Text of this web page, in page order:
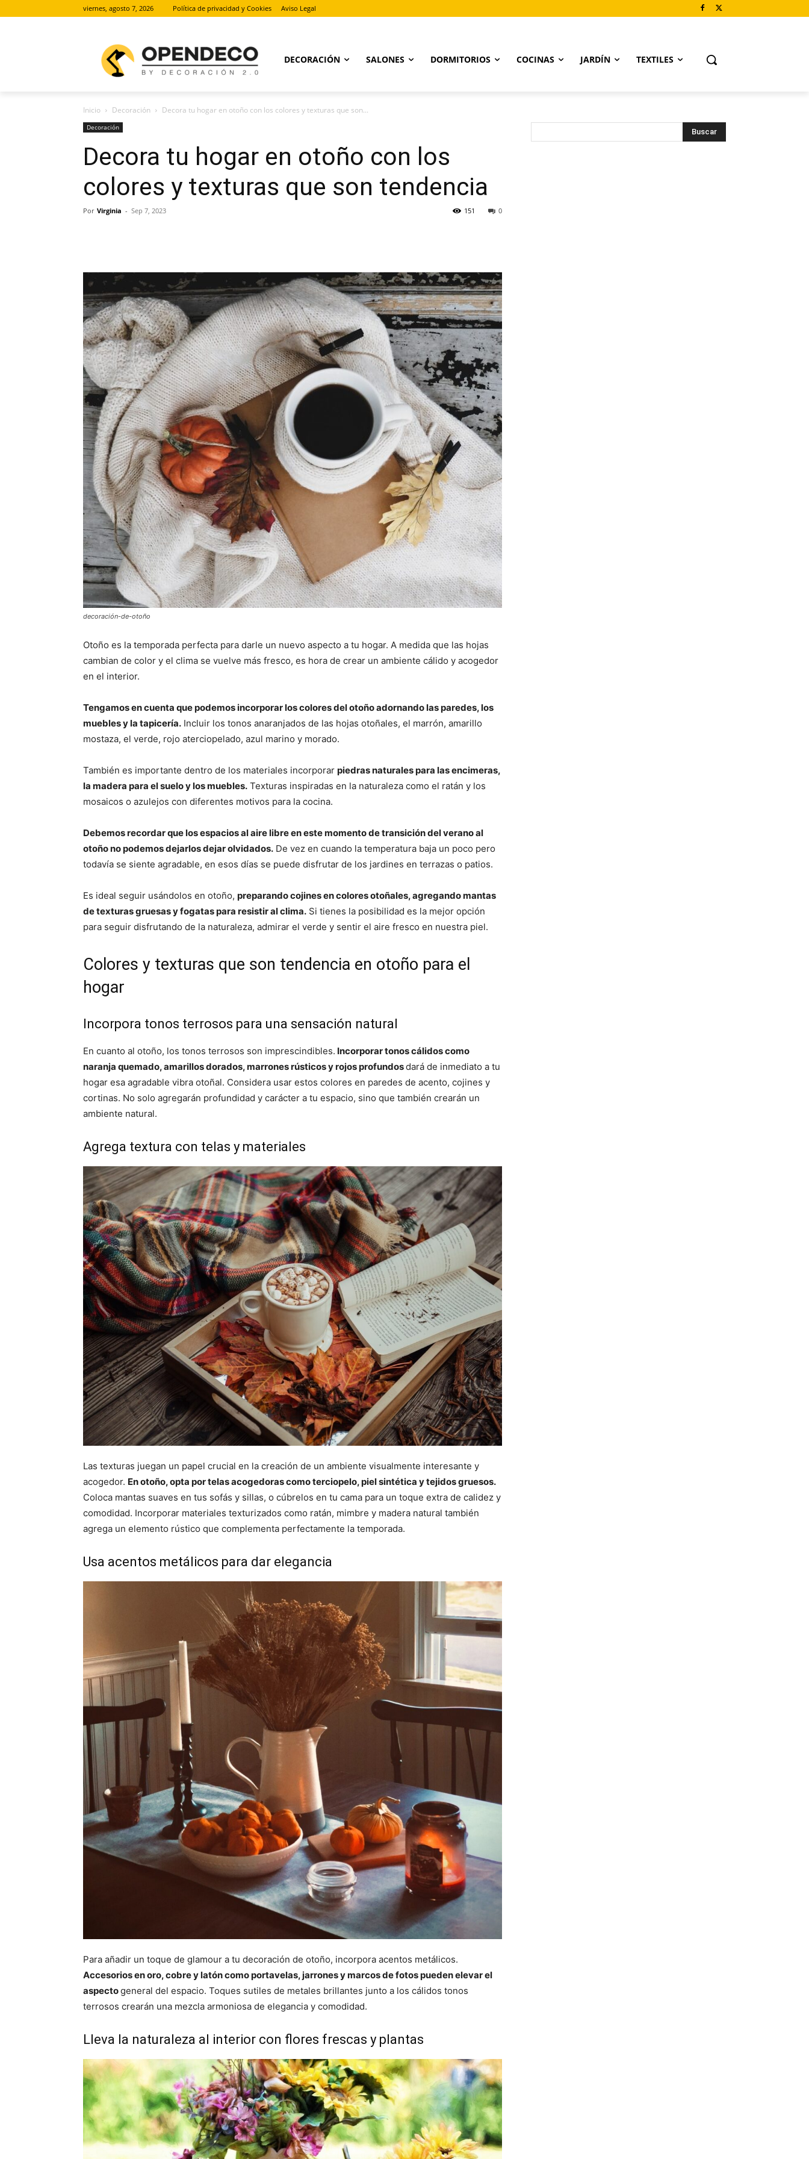
viernes, agosto 7, 2026 Política de privacidad y Cookies Aviso Legal
DECORACIÓN SALONES DORMITORIOS COCINAS JARDÍN TEXTILES
Inicio Decoración Decora tu hogar en otoño con los colores y texturas que son...
Decoración
Decora tu hogar en otoño con los
colores y texturas que son tendencia
Por Virginia - Sep 7, 2023 0
151
decoración-de-otoño
Otoño es la temporada perfecta para darle un nuevo aspecto a tu hogar. A medida que las hojas
cambian de color y el clima se vuelve más fresco, es hora de crear un ambiente cálido y acogedor
en el interior.
Tengamos en cuenta que podemos incorporar los colores del otoño adornando las paredes, los
muebles y la tapicería. Incluir los tonos anaranjados de las hojas otoñales, el marrón, amarillo
mostaza, el verde, rojo aterciopelado, azul marino y morado.
También es importante dentro de los materiales incorporar piedras naturales para las encimeras,
la madera para el suelo y los muebles. Texturas inspiradas en la naturaleza como el ratán y los
mosaicos o azulejos con diferentes motivos para la cocina.
Debemos recordar que los espacios al aire libre en este momento de transición del verano al
otoño no podemos dejarlos dejar olvidados. De vez en cuando la temperatura baja un poco pero
todavía se siente agradable, en esos días se puede disfrutar de los jardines en terrazas o patios.
Es ideal seguir usándolos en otoño, preparando cojines en colores otoñales, agregando mantas
de texturas gruesas y fogatas para resistir al clima. Si tienes la posibilidad es la mejor opción
para seguir disfrutando de la naturaleza, admirar el verde y sentir el aire fresco en nuestra piel.
Colores y texturas que son tendencia en otoño para el
hogar
Incorpora tonos terrosos para una sensación natural
En cuanto al otoño, los tonos terrosos son imprescindibles. Incorporar tonos cálidos como
naranja quemado, amarillos dorados, marrones rústicos y rojos profundosdará de inmediato a tu
hogar esa agradable vibra otoñal. Considera usar estos colores en paredes de acento, cojines y
cortinas. No solo agregarán profundidad y carácter a tu espacio, sino que también crearán un
ambiente natural.
Agrega textura con telas y materiales
Las texturas juegan un papel crucial en la creación de un ambiente visualmente interesante y
acogedor. En otoño, opta por telas acogedoras como terciopelo, piel sintética y tejidos gruesos.
Coloca mantas suaves en tus sofás y sillas, o cúbrelos en tu cama para un toque extra de calidez y
comodidad. Incorporar materiales texturizados como ratán, mimbre y madera natural también
agrega un elemento rústico que complementa perfectamente la temporada.
Usa acentos metálicos para dar elegancia
Para añadir un toque de glamour a tu decoración de otoño, incorpora acentos metálicos.
Accesorios en oro, cobre y latón como portavelas, jarrones y marcos de fotos pueden elevar el
aspectogeneral del espacio. Toques sutiles de metales brillantes junto a los cálidos tonos
terrosos crearán una mezcla armoniosa de elegancia y comodidad.
Lleva la naturaleza al interior con flores frescas y plantas